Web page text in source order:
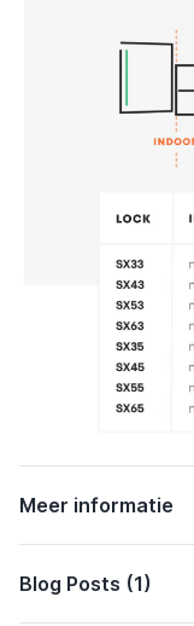
Meer informatie
Blog Posts (1)